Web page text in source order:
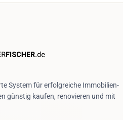
System für erfolgreiche Immobilien-
günstig kaufen, renovieren und mit